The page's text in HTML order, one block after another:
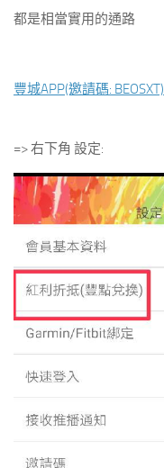
都是相當實用的通路
豐城APP(邀請碼: BEOSXT)
=> 右下角 設定: